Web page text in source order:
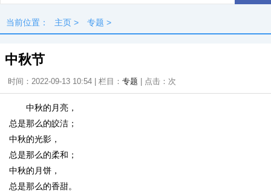
当前位置： 主页 > 专题 >
中秋节
时间：2022-09-13 10:54 | 栏目： 专题 | 点击： 次
中秋的月亮，
总是那么的皎洁；
中秋的光影，
总是那么的柔和；
中秋的月饼，
总是那么的香甜。